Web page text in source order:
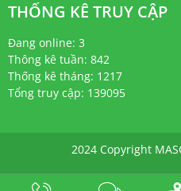
THỐNG KÊ TRUY CẬP
Đang online: 3
Thông kê tuần: 842
Thống kê tháng: 1217
Tổng truy cập: 139095
2024 Copyright